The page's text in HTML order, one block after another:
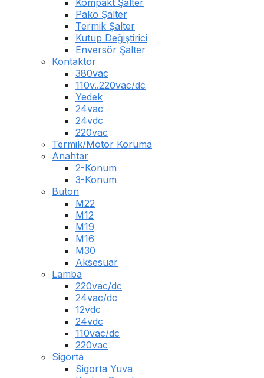
Kompakt Şalter
Pako Şalter
Termik Şalter
Kutup Değiştirici
Enversör Şalter
Kontaktör
380vac
110v..220vac/dc
Yedek
24vac
24vdc
220vac
Termik/Motor Koruma
Anahtar
2-Konum
3-Konum
Buton
M22
M12
M19
M16
M30
Aksesuar
Lamba
220vac/dc
24vac/dc
12vdc
24vdc
110vac/dc
220vac
Sigorta
Sigorta Yuva